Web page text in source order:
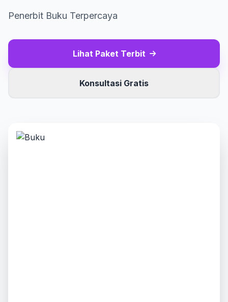
Penerbit Buku Terpercaya
Lihat Paket Terbit
Konsultasi Gratis